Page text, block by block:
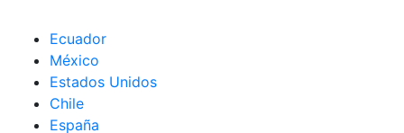
Ecuador
México
Estados Unidos
Chile
España